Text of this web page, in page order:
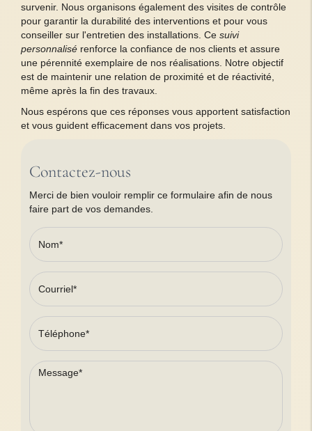
survenir. Nous organisons également des visites de contrôle
pour garantir la durabilité des interventions et pour vous
conseiller sur l'entretien des installations. Ce suivi
personnalisé renforce la confiance de nos clients et assure
une pérennité exemplaire de nos réalisations. Notre objectif
est de maintenir une relation de proximité et de réactivité,
même après la fin des travaux.
Nous espérons que ces réponses vous apportent satisfaction
et vous guident efficacement dans vos projets.
Contactez-nous
Merci de bien vouloir remplir ce formulaire afin de nous
faire part de vos demandes.